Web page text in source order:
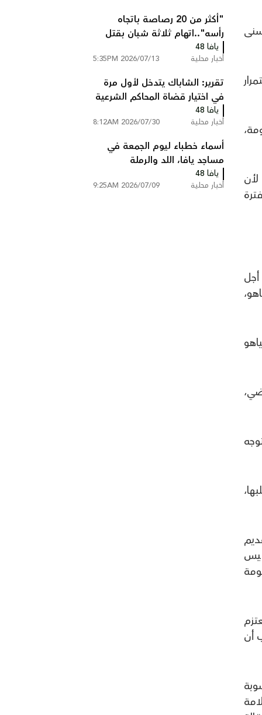
خلال فترة
أن
"أكثر من 20 رصاصة باتجاه
رأسه"..اتهام ثلاثة شبان بقتل
عبد السلام ابو عصب من
شعفاط
يافا 48
أخبار محلية 2026/07/13 5:35PM
تقرير: الشاباك يتدخل لأول مرة
في اختيار قضاة المحاكم الشرعية
ويستبعد مرشحين
يافا 48
أخبار محلية 2026/07/30 8:12AM
أسماء خطباء ليوم الجمعة في
مساجد يافا، اللد والرملة
يافا 48
أخبار محلية 2026/07/09 9:25AM